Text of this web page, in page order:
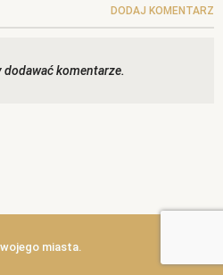
DODAJ KOMENTARZ
dodawać komentarze.
miasta.